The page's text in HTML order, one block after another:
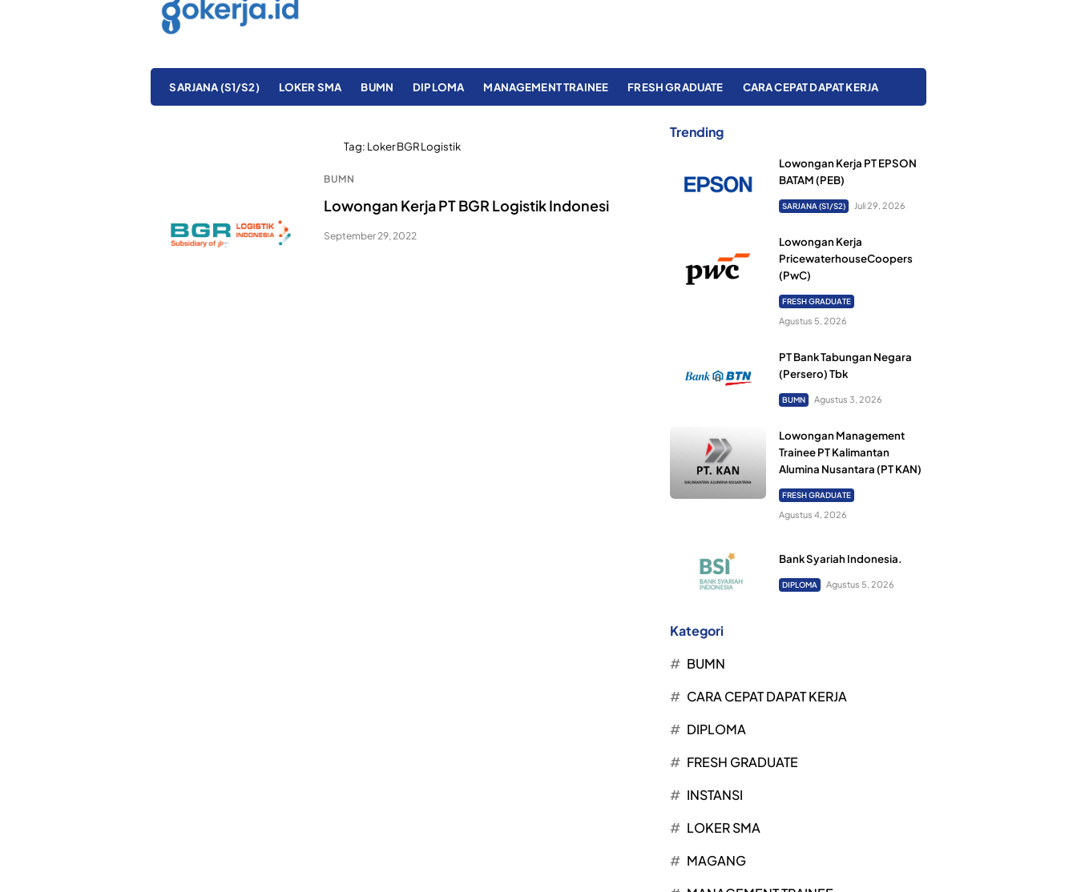
SARJANA (S1/S2) LOKER SMA BUMN DIPLOMA MANAGEMENT TRAINEE FRESH GRADUATE CARA CEPAT DAPAT KERJA
Tag: Loker BGR Logistik
BUMN
Lowongan Kerja PT BGR Logistik Indonesi
September 29, 2022
Trending
Lowongan Kerja PT EPSON
BATAM (PEB)
SARJANA (S1/S2) Juli 29, 2026
Lowongan Kerja
PricewaterhouseCoopers
(PwC)
FRESH GRADUATE
Agustus 5, 2026
PT Bank Tabungan Negara
(Persero) Tbk
BUMN Agustus 3, 2026
Lowongan Management
Trainee PT Kalimantan
Alumina Nusantara (PT KAN)
FRESH GRADUATE
Agustus 4, 2026
Bank Syariah Indonesia.
DIPLOMA Agustus 5, 2026
Kategori
BUMN
CARA CEPAT DAPAT KERJA
DIPLOMA
FRESH GRADUATE
INSTANSI
LOKER SMA
MAGANG